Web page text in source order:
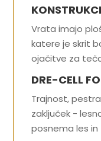
Vrata imajo
katere je skrit
ojačitve za
DRE-CELL
Trajnost,
zaključek -
posnema les